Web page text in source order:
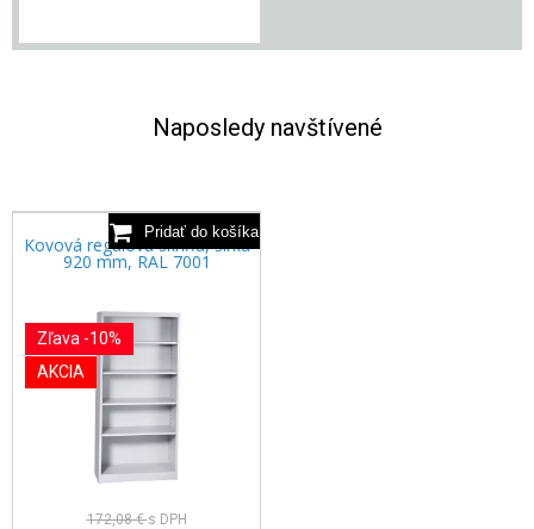
Naposledy navštívené
Kovová regálová skriňa, šírka
920 mm, RAL 7001
Zľava -10%
AKCIA
172,08 €s DPH